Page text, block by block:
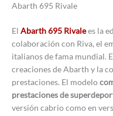
Abarth 695 Rivale
El Abarth 695 Rivalees la
colaboración con Riva, el
italianos de fama mundial.
creaciones de Abarth y la
prestaciones. El modelo
prestaciones de
versión cabrio como en